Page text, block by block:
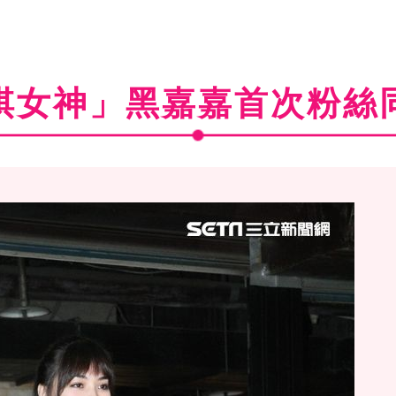
女神」黑嘉嘉首次粉絲